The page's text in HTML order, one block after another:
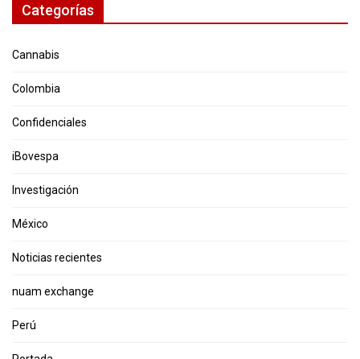
Categorías
Cannabis
Colombia
Confidenciales
iBovespa
Investigación
México
Noticias recientes
nuam exchange
Perú